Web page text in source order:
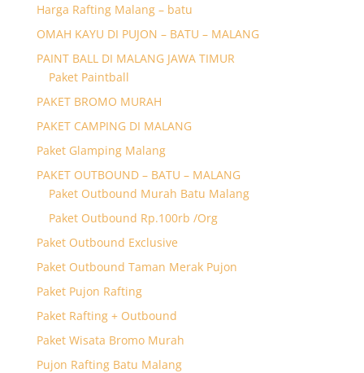
Harga Rafting Malang – batu
OMAH KAYU DI PUJON – BATU – MALANG
PAINT BALL DI MALANG JAWA TIMUR
Paket Paintball
PAKET BROMO MURAH
PAKET CAMPING DI MALANG
Paket Glamping Malang
PAKET OUTBOUND – BATU – MALANG
Paket Outbound Murah Batu Malang
Paket Outbound Rp.100rb /Org
Paket Outbound Exclusive
Paket Outbound Taman Merak Pujon
Paket Pujon Rafting
Paket Rafting + Outbound
Paket Wisata Bromo Murah
Pujon Rafting Batu Malang